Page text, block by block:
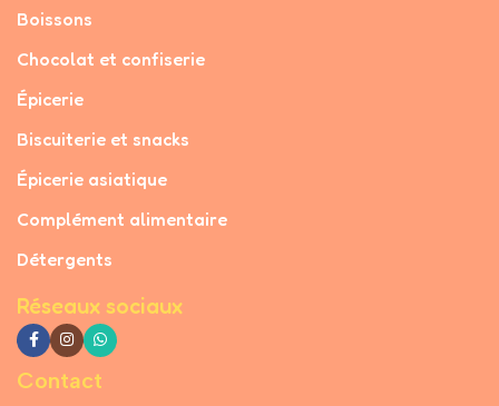
Boissons
Chocolat et confiserie
Épicerie
Biscuiterie et snacks
Épicerie asiatique
Complément alimentaire
Détergents
Réseaux sociaux
Contact